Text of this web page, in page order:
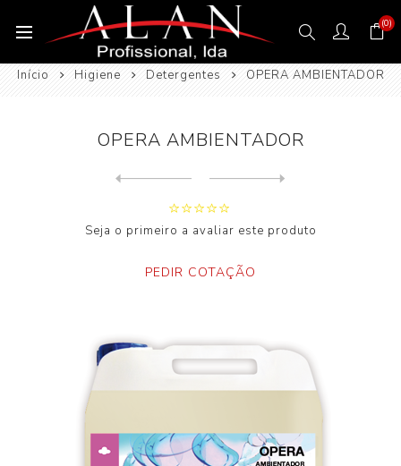
(0)
Início Higiene Detergentes OPERA AMBIENTADOR
OPERA AMBIENTADOR
Seja o primeiro a avaliar este produto
PEDIR COTAÇÃO